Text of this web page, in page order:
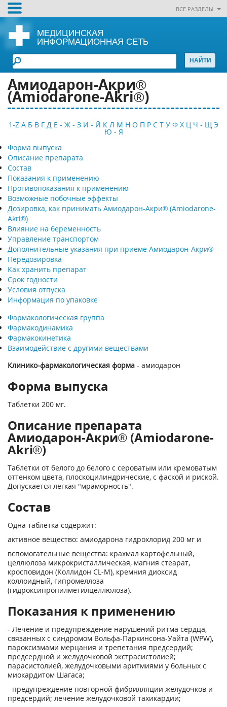
ВСЕ РАЗДЕЛЫ
МЕДИЦИНСКАЯ
ИНФОРМАЦИОННАЯ СЕТЬ
Амиодарон-Акри®
(Amiodarone-Akri®)
1-Z А Б В Г Д Е - Ж - З И - Й К Л М Н О П Р С Т У Ф Х Ц Ч - Щ Э
Ю - Я
Форма выпуска
Описание препарата
Состав
Показания к применению
Противопоказания к применению
Возможные побочные эффекты
Дозировка, как принимать Амиодарон-Акри® (Amiodarone-
Akri®)
Влияние на беременность
Управление транспортом
Дополнительные указания при приеме Амиодарон-Акри®
Передозировка
Как хранить препарат
Срок годности
Условия отпуска
Информация по упаковке
Фармакологическая группа
Фармакодинамика
Фармакокинетика
Взаимодействие с другими веществами
Клинико-фармакологическая форма - амиодарон
Форма выпуска
Таблетки 200 мг.
Описание препарата
Амиодарон-Акри® (Amiodarone-
Akri®)
Таблетки от белого до белого с сероватым или кремоватым
оттенком цвета, плоскоцилинд­рические, с фаской и риской.
Допускается легкая "мраморность".
Состав
Одна таблетка содержит:
активное вещество: амиодарона гидрохлорид 200 мг и
вспомогательные вещества: крахмал картофельный,
целлюлоза микрокристаллическая, магния стеарат,
кросповидон (Коллидон CL-M), кремния диоксид
коллоидный, гипромеллоза
(гидроксипропилметилцеллюлоза).
Показания к применению
- Лечение и предупреждение нарушений ритма сердца,
связанных с синдромом Вольфа-Паркинсона-Уайта (WPW),
пароксизмами мерцания и трепетания предсердий;
предсердной и желудочковой экстрасистолией;
парасистолией, желудочковыми аритмиями у больных с
миокардитом Шагаса;
- предупреждение повторной фибрилляции желудочков и
предсердий; лечение желудочковой тахикардии;